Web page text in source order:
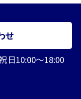
せ
日10:00～18:00